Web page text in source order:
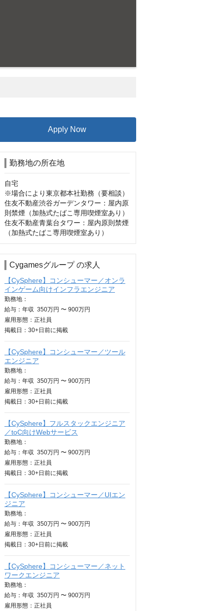
Apply Now
勤務地の所在地
自宅
※場合により東京都本社勤務（要相談）
住友不動産渋谷ガーデンタワー：屋内原
則禁煙（加熱式たばこ専用喫煙室あり）
住友不動産青葉台タワー：屋内原則禁煙
（加熱式たばこ専用喫煙室あり）
Cygamesグループ の求人
【CySphere】コンシューマー／オンラ
インゲーム向けインフラエンジニア
勤務地：
給与： 年収 350万円 〜 900万円
雇用形態：正社員
掲載日： 30+日 前に掲載
【CySphere】コンシューマー／ツール
エンジニア
勤務地：
給与： 年収 350万円 〜 900万円
雇用形態：正社員
掲載日： 30+日 前に掲載
【CySphere】フルスタックエンジニア
／toC向けWebサービス
勤務地：
給与： 年収 350万円 〜 900万円
雇用形態：正社員
掲載日： 30+日 前に掲載
【CySphere】コンシューマー／UIエン
ジニア
勤務地：
給与： 年収 350万円 〜 900万円
雇用形態：正社員
掲載日： 30+日 前に掲載
【CySphere】コンシューマー／ネット
ワークエンジニア
勤務地：
給与： 年収 350万円 〜 900万円
雇用形態：正社員